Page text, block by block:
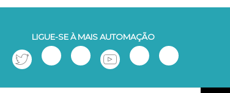
LIGUE-SE À MAIS AUTOMAÇÃO